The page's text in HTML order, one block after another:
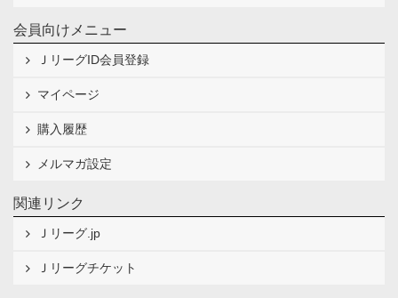
会員向けメニュー
ＪリーグID会員登録
マイページ
購入履歴
メルマガ設定
関連リンク
Ｊリーグ.jp
Ｊリーグチケット